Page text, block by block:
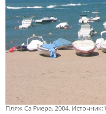
Пляж Са Риера. 2004. Источник: